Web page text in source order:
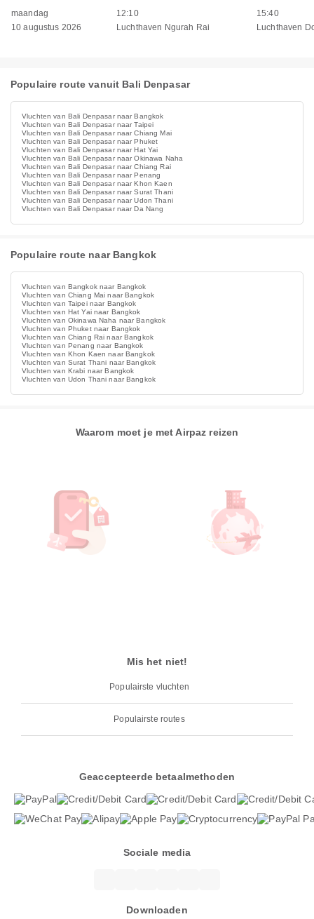
maandag
10 augustus 2026
12:10
Luchthaven Ngurah Rai
15:40
Luchthaven
Populaire route vanuit Bali Denpasar
Vluchten van Bali Denpasar naar Bangkok
Vluchten van Bali Denpasar naar Taipei
Vluchten van Bali Denpasar naar Chiang Mai
Vluchten van Bali Denpasar naar Phuket
Vluchten van Bali Denpasar naar Hat Yai
Vluchten van Bali Denpasar naar Okinawa Naha
Vluchten van Bali Denpasar naar Chiang Rai
Vluchten van Bali Denpasar naar Penang
Vluchten van Bali Denpasar naar Khon Kaen
Vluchten van Bali Denpasar naar Surat Thani
Vluchten van Bali Denpasar naar Udon Thani
Vluchten van Bali Denpasar naar Da Nang
Populaire route naar Bangkok
Vluchten van Bangkok naar Bangkok
Vluchten van Chiang Mai naar Bangkok
Vluchten van Taipei naar Bangkok
Vluchten van Hat Yai naar Bangkok
Vluchten van Okinawa Naha naar Bangkok
Vluchten van Phuket naar Bangkok
Vluchten van Chiang Rai naar Bangkok
Vluchten van Penang naar Bangkok
Vluchten van Khon Kaen naar Bangkok
Vluchten van Surat Thani naar Bangkok
Vluchten van Krabi naar Bangkok
Vluchten van Udon Thani naar Bangkok
Waarom moet je met Airpaz reizen
Mis het niet!
Populairste vluchten
Populairste routes
Geaccepteerde betaalmethoden
Sociale media
Downloaden